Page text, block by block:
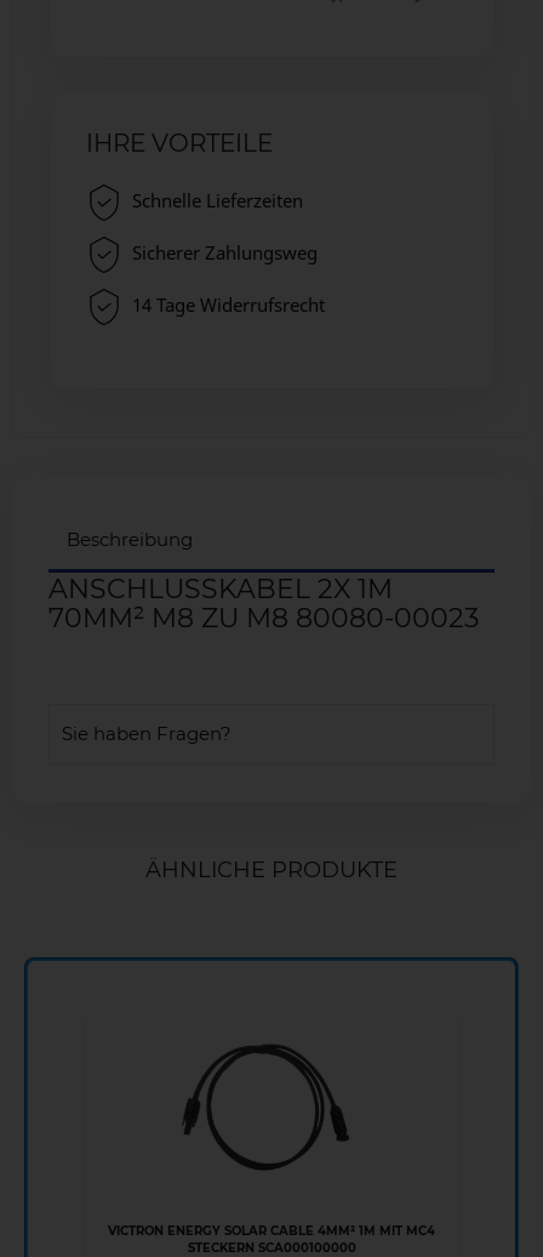
IHRE VORTEILE
Schnelle Lieferzeiten
Sicherer Zahlungsweg
14 Tage Widerrufsrecht
Beschreibung
ANSCHLUSSKABEL 2X 1M
70MM² M8 ZU M8 80080-00023
Sie haben Fragen?
ÄHNLICHE PRODUKTE
VICTRON ENERGY SOLAR CABLE 4MM² 1M MIT MC4
STECKERN SCA000100000